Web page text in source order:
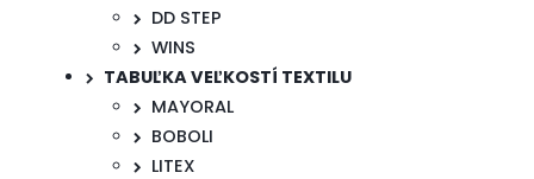
DD STEP
WINS
TABUĽKA VEĽKOSTÍ TEXTILU
MAYORAL
BOBOLI
LITEX